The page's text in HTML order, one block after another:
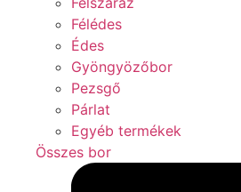
Félédes
Édes
Gyöngyözőbor
Pezsgő
Párlat
Egyéb termékek
Összes bor